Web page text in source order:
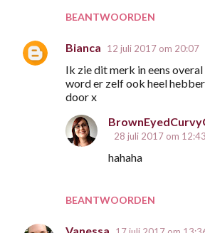
BEANTWOORDEN
Bianca 12 juli 2017 om 20:07
Ik zie dit merk in eens
word er zelf ook heel
door x
BEANTWOORDEN
28 juli 2017 om 12:43
hahaha